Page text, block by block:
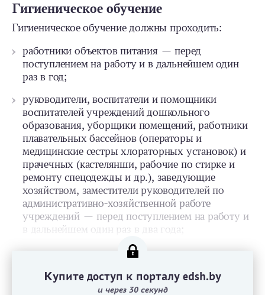
Гигиеническое обучение
Гигиеническое обучение должны проходить:
работники объектов питания — перед
поступлением на работу и в дальнейшем один
раз в год;
руководители, воспитатели и помощники
воспитателей учреждений дошкольного
образования, уборщики помещений, работники
плавательных бассейнов (операторы и
медицинские сестры хлораторных установок) и
прачечных (кастелянши, рабочие по стирке и
ремонту спецодежды и др.), заведующие
хозяйством, заместители руководителей по
административно-­хозяйственной работе
учреждений — перед поступлением на работу и
в дальнейшем один раз в два года;
Купите доступ к порталу edsh.by
и через 30 секунд